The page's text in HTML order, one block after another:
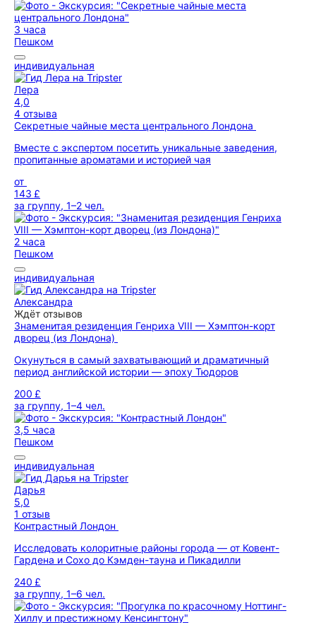
3 часа
Пешком
индивидуальная
Лера
4,0
4 отзыва
Секретные чайные места центрального Лондона
Вместе с экспертом посетить уникальные заведения,
пропитанные ароматами и историей чая
от
143 £
за группу, 1–2 чел.
2 часа
Пешком
индивидуальная
Александра
Ждёт отзывов
Знаменитая резиденция Генриха VIII — Хэмптон-корт
дворец (из Лондона)
Окунуться в самый захватывающий и драматичный
период английской истории — эпоху Тюдоров
200 £
за группу, 1–4 чел.
3,5 часа
Пешком
индивидуальная
Дарья
5,0
1 отзыв
Контрастный Лондон
Исследовать колоритные районы города — от Ковент-
Гардена и Сохо до Кэмден-тауна и Пикадилли
240 £
за группу, 1–6 чел.